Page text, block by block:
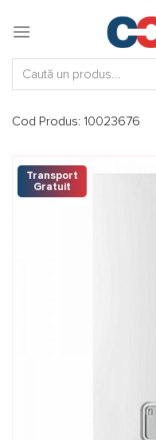
Cod Produs: 10023676
Transport
Gratuit